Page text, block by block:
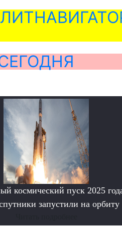
космический пуск 2025
запустили на орбиту